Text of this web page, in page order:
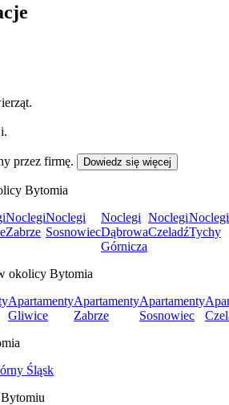
przez firmę.
Dowiedz się więcej
Bytomia
Noclegi
Zabrze
Noclegi
Sosnowiec
Noclegi
Dąbrowa
Górnicza
Noclegi
Czeladź
Noclegi
Tychy
okolicy Bytomia
Apartamenty
Gliwice
Apartamenty
Zabrze
Apartamenty
Sosnowiec
Śląsk